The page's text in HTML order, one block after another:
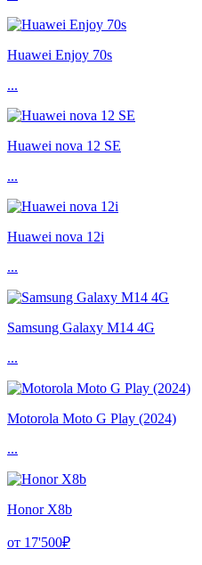
Huawei Enjoy 70s
...
Huawei nova 12 SE
...
Huawei nova 12i
...
Samsung Galaxy M14 4G
...
Motorola Moto G Play (2024)
...
Honor X8b
от 17'500₽